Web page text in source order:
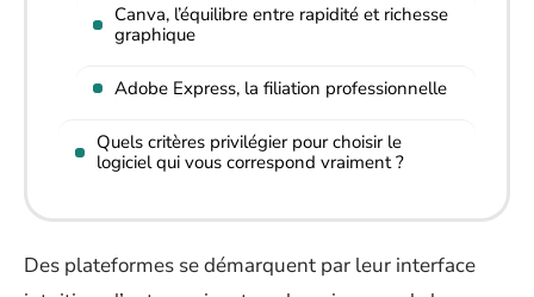
Canva, l’équilibre entre rapidité et richesse
graphique
Adobe Express, la filiation professionnelle
Quels critères privilégier pour choisir le
logiciel qui vous correspond vraiment ?
Des plateformes se démarquent par leur interface